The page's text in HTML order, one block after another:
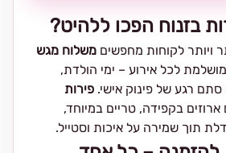
בזנוח הפכו ללהיט?
ויותר לקוחות מחפשים משלוח מגש
לכל אירוע – ימי הולדת,
סתם רגע של פינוק אישי. פירות
ארוזים בקפידה, טריים במיוחד,
תוך שמירה על איכות וסטייל.